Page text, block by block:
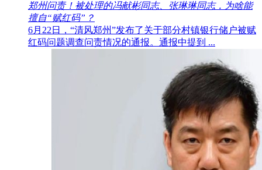
郑州问责！被处理的冯献彬同志、张琳琳同志，为啥能
擅自“赋红码”？
6月22日，“清风郑州”发布了关于部分村镇银行储户被赋
红码问题调查问责情况的通报。通报中提到 ...